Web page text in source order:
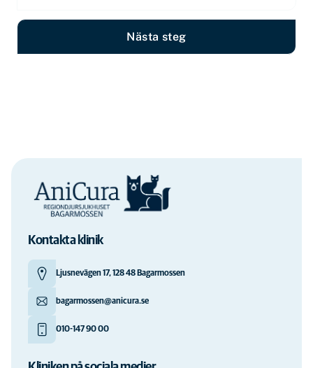
Nästa steg
Kontakta klinik
Ljusnevägen 17, 128 48 Bagarmossen
bagarmossen@anicura.se
010-147 90 00